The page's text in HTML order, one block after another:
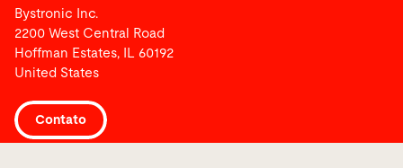
Bystronic Inc.
2200 West Central Road
Hoffman Estates, IL 60192
United States
Contato